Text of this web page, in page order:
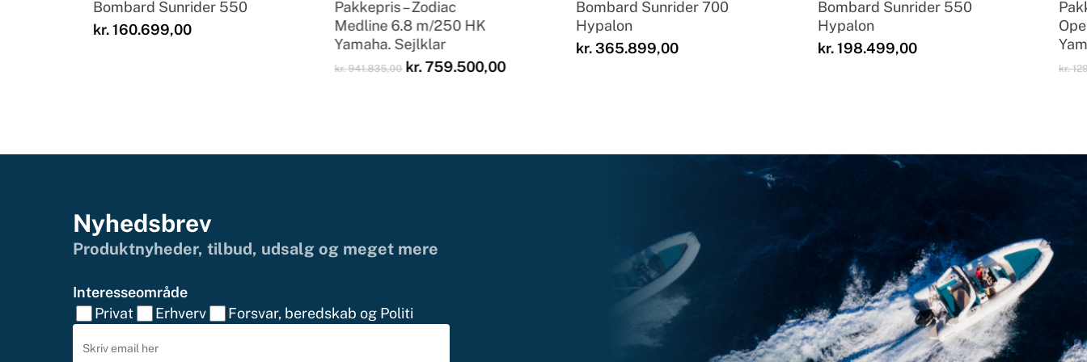
Bombard Sunrider 550
kr.160.699,00
Pakkepris – Zodiac
Medline 6.8 m/250 HK
Yamaha. Sejlklar
kr.941.835,00 Den
kr.759.500,00Den
Bombard Sunrider 700
Hypalon
kr.365.899,00
Bombard Sunrider 550
Hypalon
kr.198.499,00
kr.
Nyhedsbrev
Produktnyheder, tilbud, udsalg og meget mere
Interesseområde
Privat
Erhverv Forsvar, beredskab og Politi